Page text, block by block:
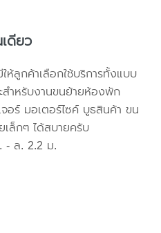
ดียว
ห้ลูกค้าเลือกใช้บริการทั้งแบบ
ำหรับงานขนย้ายห้องพัก
อร์ มอเตอร์ไซค์ บูธสินค้า ขน
ล็กๆ ได้สบายครับ
- ล. 2.2 ม.